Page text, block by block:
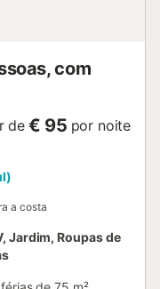
com
de € 95 por noite
a costa
Jardim, Roupas de